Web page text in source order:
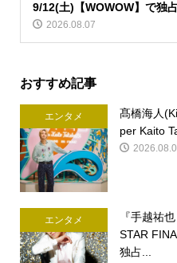
9/12(土)【WOWOW】で独
2026.08.07
おすすめ記事
エンタメ
髙橋海人
per Kaito
エンタメ
『手越祐
STAR
独占...